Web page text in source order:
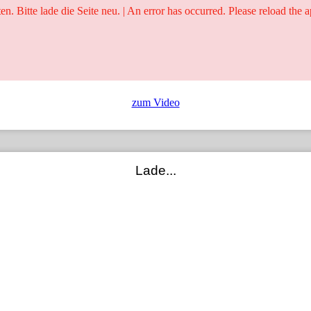
zum Video
Lade...
Bitte lade die Seite neu. | An error has occurred. Please reload the